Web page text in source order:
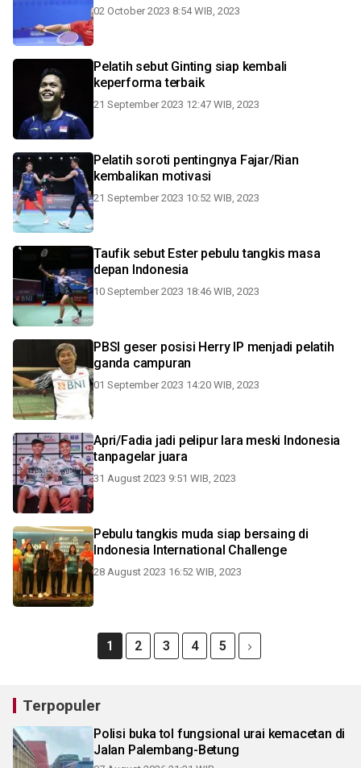
02 October 2023 8:54 WIB, 2023
Pelatih sebut Ginting siap kembali
keperforma terbaik
21 September 2023 12:47 WIB, 2023
Pelatih soroti pentingnya Fajar/Rian
kembalikan motivasi
21 September 2023 10:52 WIB, 2023
Taufik sebut Ester pebulu tangkis masa
depan Indonesia
10 September 2023 18:46 WIB, 2023
PBSI geser posisi Herry IP menjadi pelatih
ganda campuran
01 September 2023 14:20 WIB, 2023
Apri/Fadia jadi pelipur lara meski Indonesia
tanpagelar juara
31 August 2023 9:51 WIB, 2023
Pebulu tangkis muda siap bersaing di
Indonesia International Challenge
28 August 2023 16:52 WIB, 2023
1 2 3 4 5
Terpopuler
Polisi buka tol fungsional urai kemacetan di
Jalan Palembang-Betung